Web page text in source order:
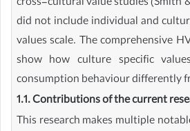
did not include individual and
values scale. The comprehensive
show how culture specific
consumption behaviour differently
1.1. Contributions of the current
This research makes multiple